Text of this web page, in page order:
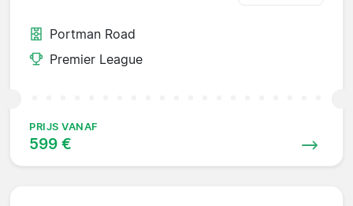
Portman Road
Premier League
PRIJS VANAF
599 €